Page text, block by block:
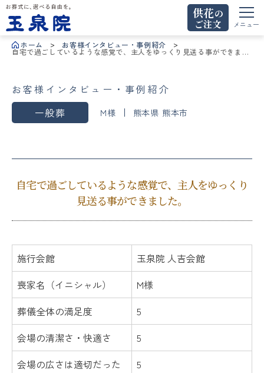
お葬式に、選べる自由を。玉泉院
供花の
ご注文
メニュー
ホーム お客様インタビュー・事例紹介
自宅で過ごしているような感覚で、主人をゆっくり見送る事ができまし
た。
お客様インタビュー・事例紹介
一般葬
M様 熊本県 熊本市
自宅で過ごしているような感覚で、主人をゆっくり
見送る事ができました。
施行会館
玉泉院 人吉会館
喪家名（イニシャル）
M様
葬儀全体の満足度
5
会場の清潔さ・快適さ
5
会場の広さは適切だった
5